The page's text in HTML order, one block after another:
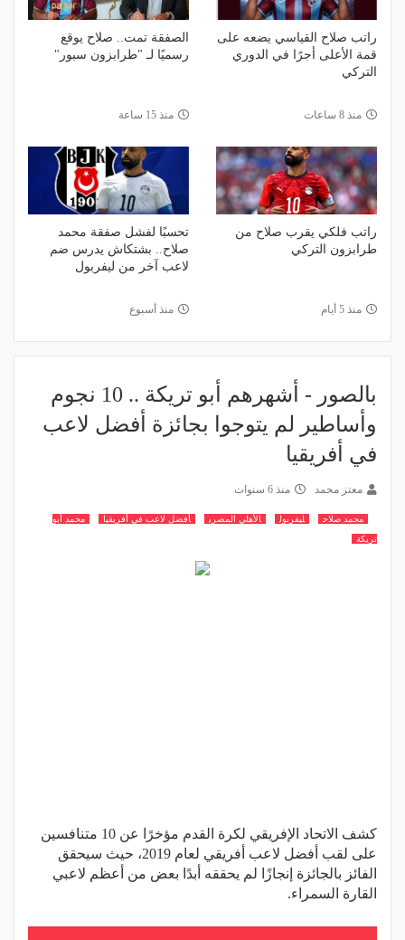
راتب صلاح القياسي يضعه على
قمة الأعلى أجرًا في الدوري
التركي
منذ 8 ساعات
الصفقة تمت.. صلاح يوقع
رسميًا لـ "طرابزون سبور"
منذ 15 ساعة
راتب فلكي يقرب صلاح من
طرابزون التركي
منذ 5 أيام
تحسبًا لفشل صفقة محمد
صلاح.. بشتكاش يدرس ضم
لاعب آخر من ليفربول
منذ أسبوع
بالصور - أشهرهم أبو تريكة .. 10 نجوم
وأساطير لم يتوجوا بجائزة أفضل لاعب
في أفريقيا
معتز محمد منذ 6 سنوات
محمد صلاح ليفربول الأهلي المصري أفضل لاعب في أفريقيا
محمد أبو
تريكة
كشف الاتحاد الإفريقي لكرة القدم مؤخرًا عن 10 متنافسين
على لقب أفضل لاعب أفريقي لعام 2019، حيث سيحقق
الفائز بالجائزة إنجازًا لم يحققه أبدًا بعض من أعظم لاعبي
القارة السمراء.